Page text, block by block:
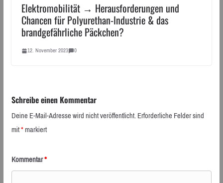
Elektromobilität → Herausforderungen und
Chancen für Polyurethan-Industrie & das
brandgefährliche Päckchen?
12. November 2023 0
Schreibe einen Kommentar
Deine E-Mail-Adresse wird nicht veröffentlicht.Erforderliche Felder sind
mit*markiert
Kommentar*